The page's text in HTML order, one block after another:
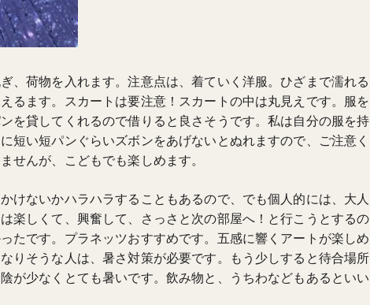
、荷物を入れます。注意点は、着ていく洋服。ひざまで濡れる
るます。スカートは要注意！スカートの中は丸見えです。服を
を貸してくれるので借りると良さそうです。私は自分の服を持
短い短パンぐらいズボンをあげないとぬれますので、ご注意く
せんが、こどもでも楽しめます。
けないかハラハラすることもあるので、でも個人的には、大人
楽しくて、興奮して、さっさと次の部屋へ！と行こうとするの
たです。プラネッツおすすめです。五感に響くアートが楽しめ
りそうな人は、暑さ対策が必要です。もう少しすると待合場所
が少なくとても暑いです。飲み物と、うちわなどもあるといい